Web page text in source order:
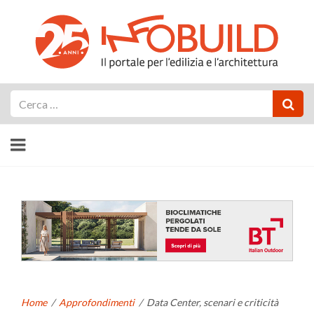
Home / Approfondimenti / Data Center, scenari e criticità